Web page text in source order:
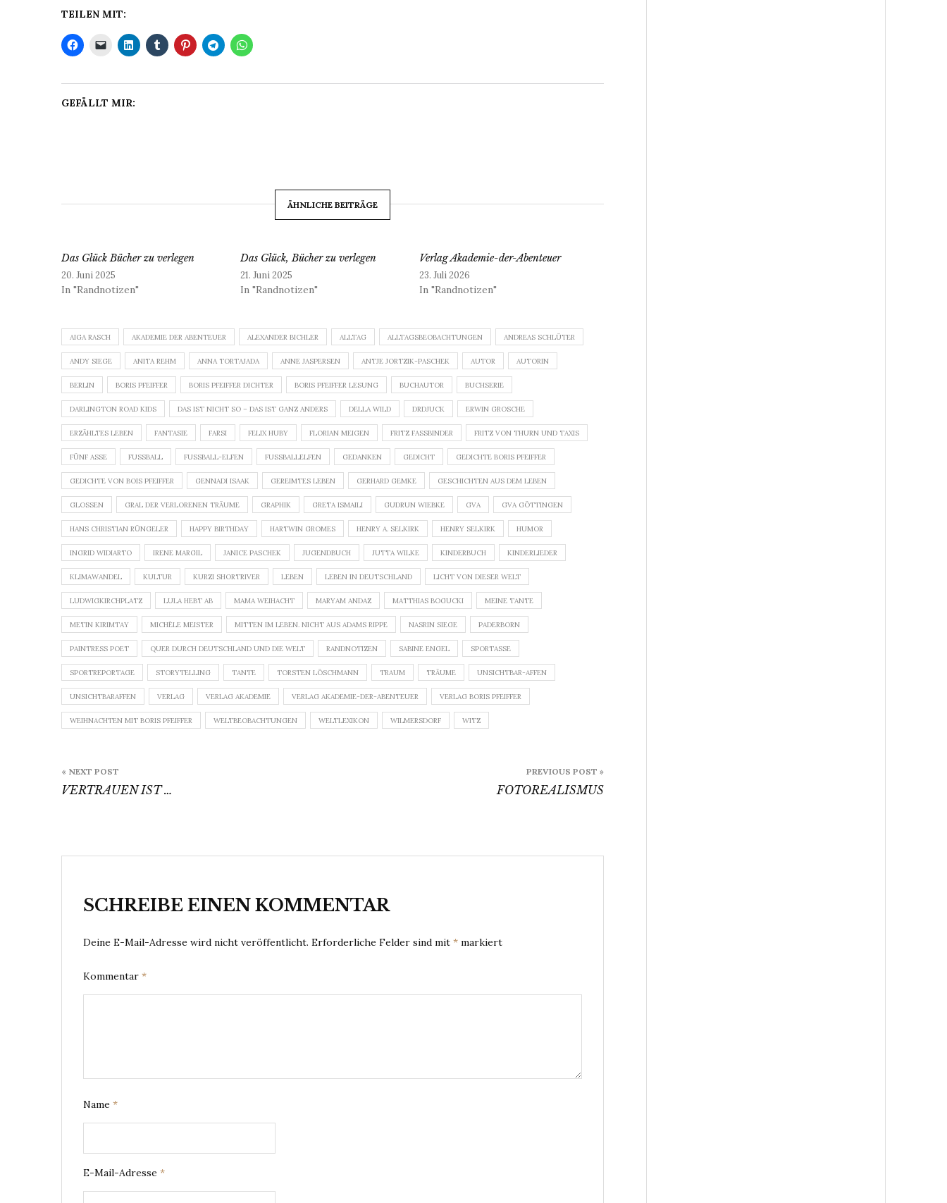
TEILEN MIT:
GEFÄLLT MIR:
ÄHNLICHE BEITRÄGE
Das Glück Bücher zu verlegen
20. Juni 2025
In "Randnotizen"
Das Glück, Bücher zu verlegen
21. Juni 2025
In "Randnotizen"
Verlag Akademie-der-Abenteuer
23. Juli 2026
In "Randnotizen"
AIGA RASCH AKADEMIE DER ABENTEUER ALEXANDER BICHLER ALLTAG ALLTAGSBEOBACHTUNGEN ANDREAS SCHLÜTER
ANDY SIEGE ANITA REHM ANNA TORTAJADA ANNE JASPERSEN ANTJE JORTZIK-PASCHEK AUTOR AUTORIN
BERLIN BORIS PFEIFFER BORIS PFEIFFER DICHTER BORIS PFEIFFER LESUNG BUCHAUTOR BUCHSERIE
DARLINGTON ROAD KIDS DAS IST NICHT SO – DAS IST GANZ ANDERS DELLA WILD DRDJUCK ERWIN GROSCHE
ERZÄHLTES LEBEN FANTASIE FARSI FELIX HUBY FLORIAN MEIGEN FRITZ FASSBINDER FRITZ VON THURN UND TAXIS
FÜNF ASSE FUSSBALL FUSSBALL-ELFEN FUSSBALLELFEN GEDANKEN GEDICHT GEDICHTE BORIS PFEIFFER
GEDICHTE VON BOIS PFEIFFER GENNADI ISAAK GEREIMTES LEBEN GERHARD GEMKE GESCHICHTEN AUS DEM LEBEN
GLOSSEN GRAL DER VERLORENEN TRÄUME GRAPHIK GRETA ISMAILI GUDRUN WIEBKE GVA GVA GÖTTINGEN
HANS CHRISTIAN RÜNGELER HAPPY BIRTHDAY HARTWIN GROMES HENRY A. SELKIRK HENRY SELKIRK HUMOR
INGRID WIDIARTO IRENE MARGIL JANICE PASCHEK JUGENDBUCH JUTTA WILKE KINDERBUCH KINDERLIEDER
KLIMAWANDEL KULTUR KURZI SHORTRIVER LEBEN LEBEN IN DEUTSCHLAND LICHT VON DIESER WELT
LUDWIGKIRCHPLATZ LULA HEBT AB MAMA WEIHACHT MARYAM ANDAZ MATTHIAS BOGUCKI MEINE TANTE
METIN KIRIMTAY MICHÈLE MEISTER MITTEN IM LEBEN. NICHT AUS ADAMS RIPPE NASRIN SIEGE PADERBORN
PAINTRESS POET QUER DURCH DEUTSCHLAND UND DIE WELT RANDNOTIZEN SABINE ENGEL SPORTASSE
SPORTREPORTAGE STORYTELLING TANTE TORSTEN LÖSCHMANN TRAUM TRÄUME UNSICHTBAR-AFFEN
UNSICHTBARAFFEN VERLAG VERLAG AKADEMIE VERLAG AKADEMIE-DER-ABENTEUER VERLAG BORIS PFEIFFER
WEIHNACHTEN MIT BORIS PFEIFFER WELTBEOBACHTUNGEN WELTLEXIKON WILMERSDORF WITZ
PREVIOUS POST »
FOTOREALISMUS
« NEXT POST
VERTRAUEN IST …
SCHREIBE EINEN KOMMENTAR
Deine E-Mail-Adresse wird nicht veröffentlicht. Erforderliche Felder sind mit * markiert
Kommentar *
Name *
E-Mail-Adresse *